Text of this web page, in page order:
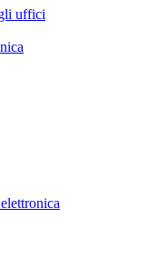
uffici